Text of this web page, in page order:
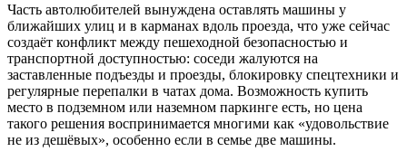
Часть автолюбителей вынуждена оставлять машины у
ближайших улиц и в карманах вдоль проезда, что уже сейчас
создаёт конфликт между пешеходной безопасностью и
транспортной доступностью: соседи жалуются на
заставленные подъезды и проезды, блокировку спецтехники и
регулярные перепалки в чатах дома. Возможность купить
место в подземном или наземном паркинге есть, но цена
такого решения воспринимается многими как «удовольствие
не из дешёвых», особенно если в семье две машины.